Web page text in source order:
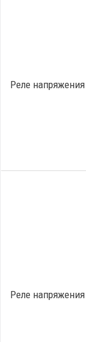
Реле напряжения
Реле напряжения